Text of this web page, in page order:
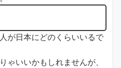
が日本にどのくらいいるで
ゃいいかもしれませんが、